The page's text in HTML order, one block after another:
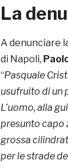
La
A denunciare
di Napoli,
“Pasquale
usufruito di un
L’uomo, alla
presunto capo
grossa
per le strade